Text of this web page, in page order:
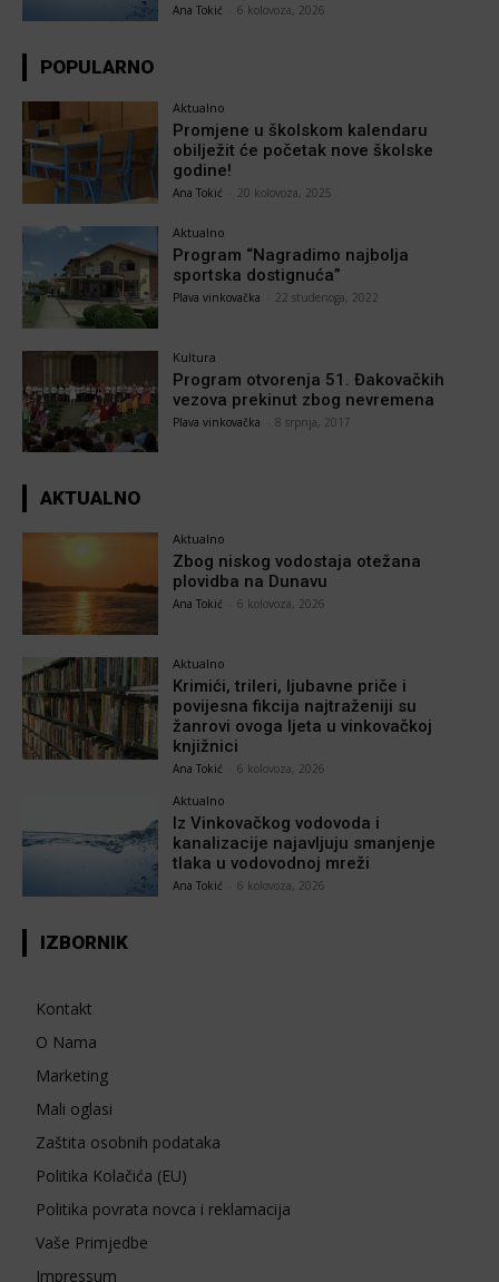
Ana Tokić 6 kolovoza, 2026
POPULARNO
Aktualno
Promjene u školskom kalendaru
obilježit će početak nove školske
godine!
Ana Tokić 20 kolovoza, 2025
Aktualno
Program “Nagradimo najbolja
sportska dostignuća”
Plava vinkovačka 22 studenoga, 2022
Kultura
Program otvorenja 51. Đakovačkih
vezova prekinut zbog nevremena
Plava vinkovačka 8 srpnja, 2017
AKTUALNO
Aktualno
Zbog niskog vodostaja otežana
plovidba na Dunavu
Ana Tokić 6 kolovoza, 2026
Aktualno
Krimići, trileri, ljubavne priče i
povijesna fikcija najtraženiji su
žanrovi ovoga ljeta u vinkovačkoj
knjižnici
Ana Tokić 6 kolovoza, 2026
Aktualno
Iz Vinkovačkog vodovoda i
kanalizacije najavljuju smanjenje
tlaka u vodovodnoj mreži
Ana Tokić 6 kolovoza, 2026
IZBORNIK
Kontakt
O Nama
Marketing
Mali oglasi
Zaštita osobnih podataka
Politika Kolačića (EU)
Politika povrata novca i reklamacija
Vaše Primjedbe
Impressum